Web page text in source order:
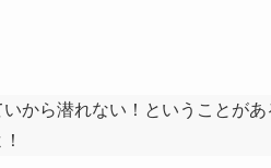
から潜れない！ということが